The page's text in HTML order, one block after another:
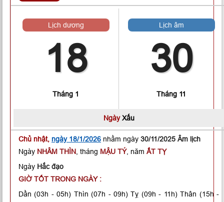
Lịch dương
18
Tháng 1
Lịch âm
30
Tháng 11
NgàyXấu
Chủ nhật, ngày 18/1/2026 nhằm ngày 30/11/2025 Âm lịch
Ngày NHÂM THÌN , tháng MẬU TÝ, năm ẤT TỴ
Ngày Hắc đạo
GIỜ TỐT TRONG NGÀY :
Dần (03h - 05h) Thìn (07h - 09h) Tỵ (09h - 11h) Thân (15h -